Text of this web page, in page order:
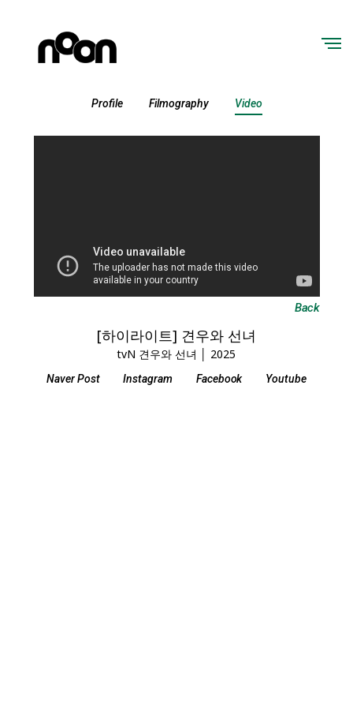
Profile Filmography Video
Back
[하이라이트] 견우와 선녀
tvN 견우와 선녀 │ 2025
Naver Post Instagram Facebook Youtube